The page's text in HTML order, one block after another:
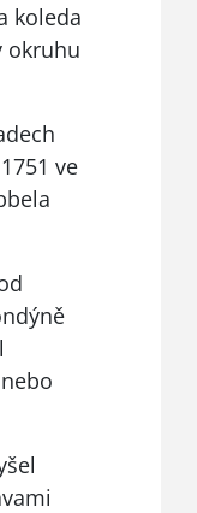
koleda
okruhu
ve